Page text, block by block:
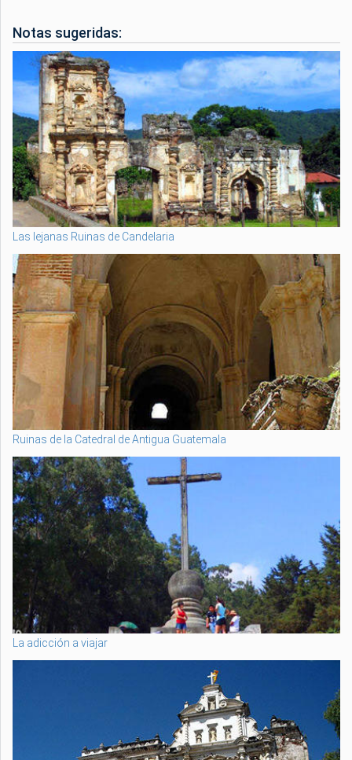
Notas sugeridas:
Las lejanas Ruinas de Candelaria
Ruinas de la Catedral de Antigua Guatemala
La adicción a viajar